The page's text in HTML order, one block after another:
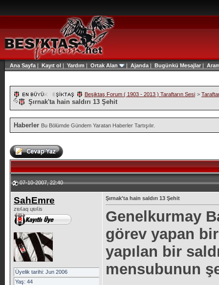
Ana Sayfa | Kayıt ol | Yardım | Ortak Alan | Ajanda | Bugünkü Mesajlar|
Beşiktaş Forum ( 1903 - 2013 ) Taraftarın Sesi >
Şırnak'ta hain saldırı 13 Şehit
Haberler Bu Bölümde Gündem Yaratan Haberler Tartışılır.
07-10-2007, 22:40
SahEmre
zɐʎaq ɥɐʎis
Üyelik tarihi: Jun 2006
Yaş: 44
Şırnak'ta hain saldırı 13 Şehit
Genelkurmay
görev yapan
yapılan bir
mensubunun